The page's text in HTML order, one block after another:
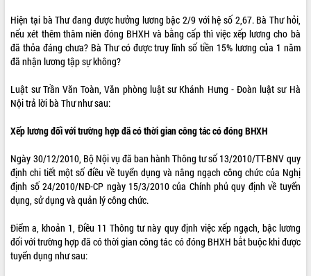
Hiện tại bà Thư đang được hưởng lương bậc 2/9 với hệ số 2,67. Bà Thư hỏi,
nếu xét thêm thâm niên đóng BHXH và bằng cấp thì việc xếp lương cho bà
đã thỏa đáng chưa? Bà Thư có được truy lĩnh số tiền 15% lương của 1 năm
đã nhận lương tập sự không?
Luật sư Trần Văn Toàn, Văn phòng luật sư Khánh Hưng - Đoàn luật sư Hà
Nội trả lời bà Thư như sau:
Xếp lương đối với trường hợp đã có thời gian công tác có đóng BHXH
Ngày 30/12/2010, Bộ Nội vụ đã ban hành Thông tư số 13/2010/TT-BNV quy
định chi tiết một số điều về tuyển dụng và nâng ngạch công chức của Nghị
định số 24/2010/NĐ-CP ngày 15/3/2010 của Chính phủ quy định về tuyển
dụng, sử dụng và quản lý công chức.
Điểm a, khoản 1, Điều 11 Thông tư này quy định việc xếp ngạch, bậc lương
đối với trường hợp đã có thời gian công tác có đóng BHXH bắt buộc khi được
tuyển dụng như sau: